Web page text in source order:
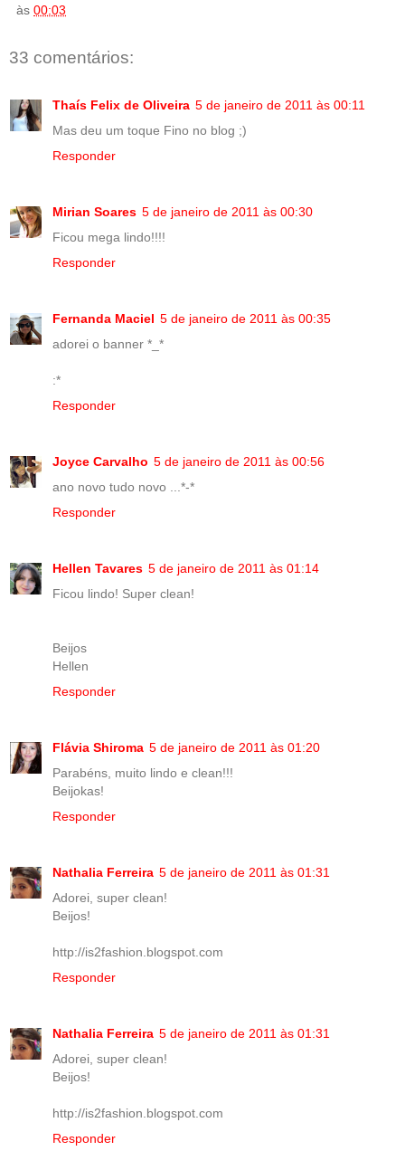
às 00:03
33 comentários:
Thaís Felix de Oliveira 5 de janeiro de 2011 às 00:11
Mas deu um toque Fino no blog ;)
Responder
Mirian Soares 5 de janeiro de 2011 às 00:30
Ficou mega lindo!!!!
Responder
Fernanda Maciel 5 de janeiro de 2011 às 00:35
adorei o banner *_*
:*
Responder
Joyce Carvalho 5 de janeiro de 2011 às 00:56
ano novo tudo novo ...*-*
Responder
Hellen Tavares 5 de janeiro de 2011 às 01:14
Ficou lindo! Super clean!
Beijos
Hellen
Responder
Flávia Shiroma 5 de janeiro de 2011 às 01:20
Parabéns, muito lindo e clean!!!
Beijokas!
Responder
Nathalia Ferreira 5 de janeiro de 2011 às 01:31
Adorei, super clean!
Beijos!
http://is2fashion.blogspot.com
Responder
Nathalia Ferreira 5 de janeiro de 2011 às 01:31
Adorei, super clean!
Beijos!
http://is2fashion.blogspot.com
Responder